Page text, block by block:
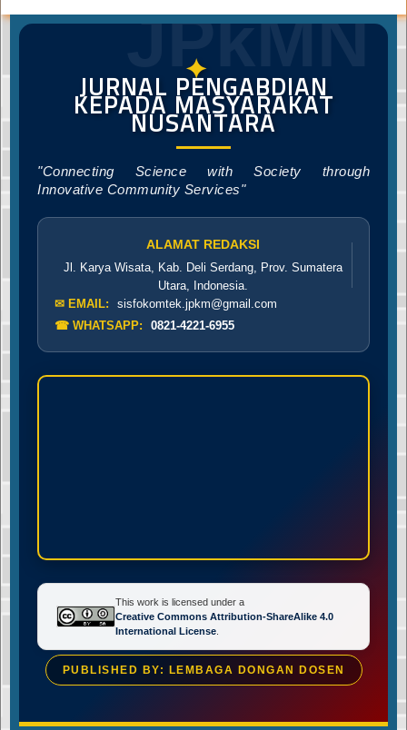
JPkMN
✦
JURNAL PENGABDIAN
KEPADA MASYARAKAT
NUSANTARA
"Connecting Science with Society through
Innovative Community Services"
ALAMAT REDAKSI
Jl. Karya Wisata, Kab. Deli Serdang, Prov. Sumatera
Utara, Indonesia.
✉ EMAIL:
sisfokomtek.jpkm@gmail.com
☎ WHATSAPP:
0821-4221-6955
This work is licensed under a
Creative Commons Attribution-ShareAlike 4.0
International License
PUBLISHED BY: LEMBAGA DONGAN DOSEN